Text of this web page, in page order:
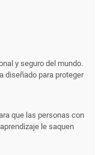
y seguro del mundo.
diseñado para proteger
que las personas con
le saquen